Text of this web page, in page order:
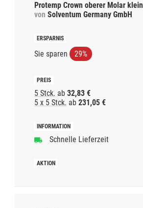
Protemp Crown oberer Molar klein
von Solventum Germany GmbH
Sie sparen 29%
5 Stck. ab 32,83 €
5 x 5 Stck. ab 231,05 €
Schnelle Lieferzeit